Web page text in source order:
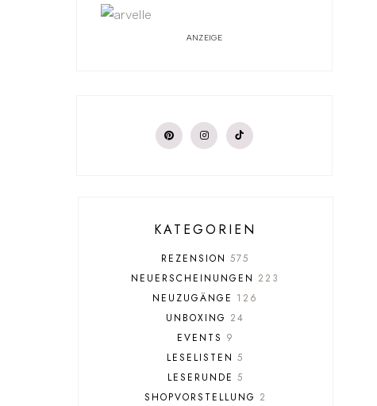
ANZEIGE
KATEGORIEN
REZENSION 575
NEUERSCHEINUNGEN 223
NEUZUGÄNGE 126
UNBOXING 24
EVENTS 9
LESELISTEN 5
LESERUNDE 5
SHOPVORSTELLUNG 2